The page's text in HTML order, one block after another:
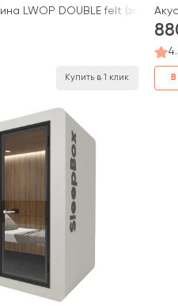
LWOP DOUBLE felt (задняя
Купить в 1 клик